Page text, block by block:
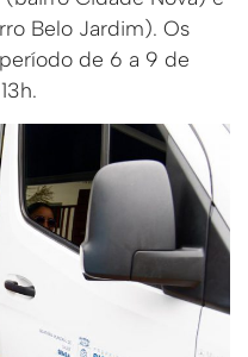
Belo Jardim). Os
de 6 a 9 de